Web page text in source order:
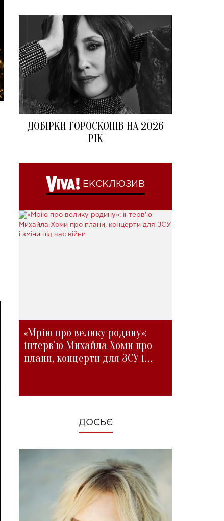
ДОБІРКИ ГОРОСКОПІВ НА 2026
РІК
ЕКСКЛЮЗИВ
«Мрію про велику родину»:
інтерв'ю Михайла Хоми про
плани, концерти для ЗСУ і
ДОСЬЄ